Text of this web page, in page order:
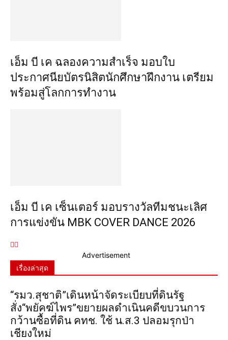
เอ็ม บี เค ฉลองความสำเร็จ มอบใบ
ประกาศนียบัตรนิสิตนักศึกษาฝึกงาน เตรียม
พร้อมสู่โลกการทำงาน
เอ็ม บี เค เซ็นเตอร์ มอบรางวัลทีมชนะเลิศ
การแข่งขัน MBK COVER DANCE 2026
Advertisement
เรื่องล่าสุด
“รมว.สุชาติ”เดินหน้าจัดระเบียบที่ดินรัฐ
สั่ง“พยัคฆ์ไพร”ขยายผลดำเนินคดีขบวนการ
กว้านซื้อที่ดิน คทช. ใช้ น.ส.3 ปลอมรุกป่า
เชียงใหม่